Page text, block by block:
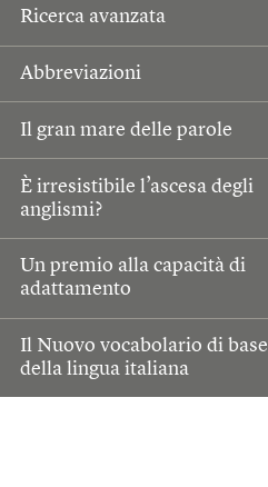
Ricerca avanzata
Abbreviazioni
Il gran mare delle parole
È irresistibile l’ascesa degli
anglismi?
Un premio alla capacità di
adattamento
Il Nuovo vocabolario di base
della lingua italiana